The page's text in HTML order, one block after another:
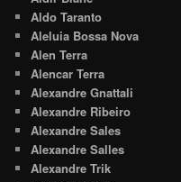
Aldo Taranto
Aleluia Bossa Nova
Alen Terra
Alencar Terra
Alexandre Gnattali
Alexandre Ribeiro
Alexandre Sales
Alexandre Salles
Alexandre Trik